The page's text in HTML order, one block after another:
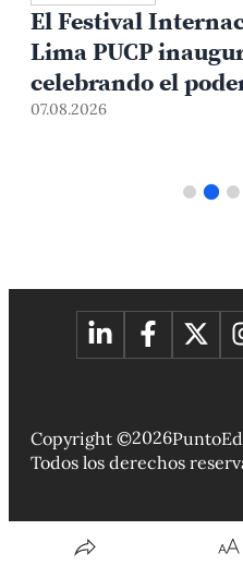
El Festival
Lima PUCP
celebrando el
07.08.2026
Copyright ©2026
Todos los derechos